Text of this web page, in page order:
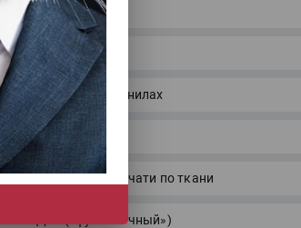
Латекс
7%
Экосольвент
12%
На водных чернилах
7%
Сублимацию
Для прямой печати по ткани
ДТГ («футболочный»)